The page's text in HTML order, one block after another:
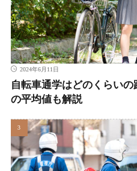
2024年6月11日
自転車通学はどのくらい
の平均値も解説